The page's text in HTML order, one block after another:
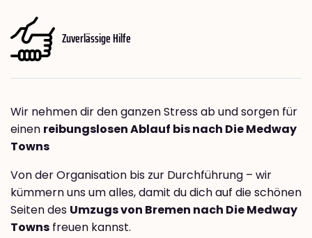
Zuverlässige Hilfe
Wir nehmen dir den ganzen Stress ab und sorgen für
einen reibungslosen Ablauf bis nach Die Medway
Towns
Von der Organisation bis zur Durchführung – wir
kümmern uns um alles, damit du dich auf die schönen
Seiten des Umzugs von Bremen nach Die Medway
Towns freuen kannst.